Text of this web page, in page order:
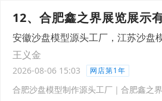
12、合肥鑫之界展览展示
安徽沙盘模型源头工厂，江苏沙盘
王义金
2026-08-06 15:03 网店第1年
合肥沙盘模型制作源头工厂｜合肥鑫之